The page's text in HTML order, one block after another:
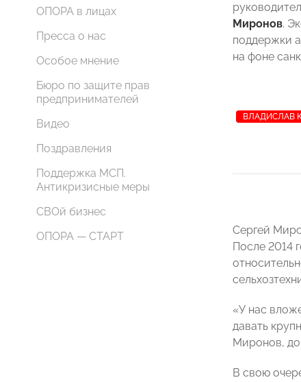
ОПОРА в лицах
Пресса о нас
Особое мнение
Бюро по защите прав
предпринимателей
Видео
Поздравления
Поддержка МСП.
Антикризисные меры
СВОй бизнес
ОПОРА — СТАРТ
Миронов.
поддержки
на фоне
ВЛАДИСЛАВ
Сергей
После 2014
«У нас
давать
Миронов,
В свою